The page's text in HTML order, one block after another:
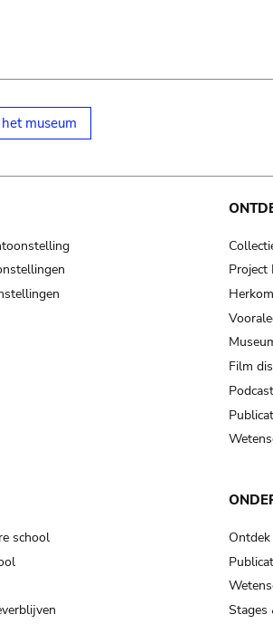
museum
Project
Film
school
Stages